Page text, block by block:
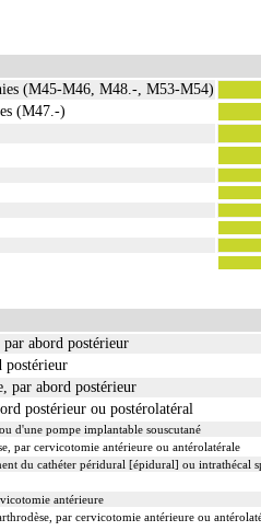
(M45-M46, M48.-, M53-M54)
(M47.-)
abord postérieur
postérieur
par abord postérieur
postérieur ou postérolatéral
d'une pompe implantable souscutané
par cervicotomie antérieure ou antérolatérale
du cathéter péridural [épidural] ou intrathécal
antérieure
par cervicotomie antérieure ou